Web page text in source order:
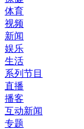
体育
视频
新闻
娱乐
生活
系列节目
直播
播客
互动新闻
专题